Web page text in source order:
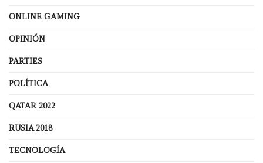
ONLINE GAMING
OPINIÓN
PARTIES
POLÍTICA
QATAR 2022
RUSIA 2018
TECNOLOGÍA